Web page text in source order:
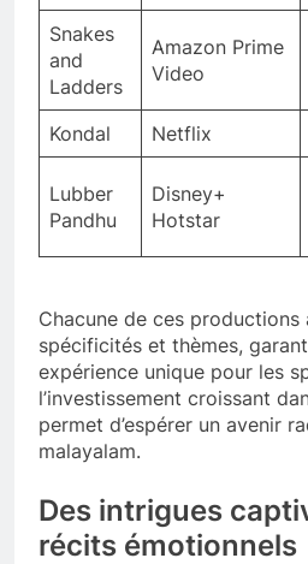
Snakes
and
Ladders
Amazon Prime
Video
Kondal Netflix
Lubber
Pandhu
Disney+
Hotstar
Chacune de ces productions
spécificités et thèmes,
expérience unique pour les
l’investissement croissant
permet d’espérer un avenir
malayalam.
Des intrigues
récits émotionnels